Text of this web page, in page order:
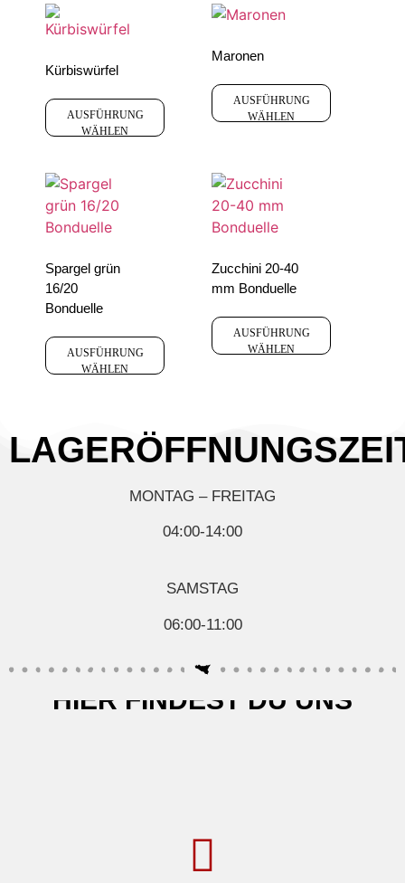
Kürbiswürfel
AUSFÜHRUNG
WÄHLEN
Maronen
AUSFÜHRUNG
WÄHLEN
Spargel grün
16/20
Bonduelle
AUSFÜHRUNG
WÄHLEN
Zucchini 20-40
mm Bonduelle
AUSFÜHRUNG
WÄHLEN
MONTAG – FREITAG
04:00-14:00
SAMSTAG
06:00-11:00
HIER FINDEST DU UNS